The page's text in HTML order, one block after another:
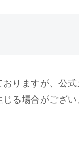
りますが、公
る場合がござ